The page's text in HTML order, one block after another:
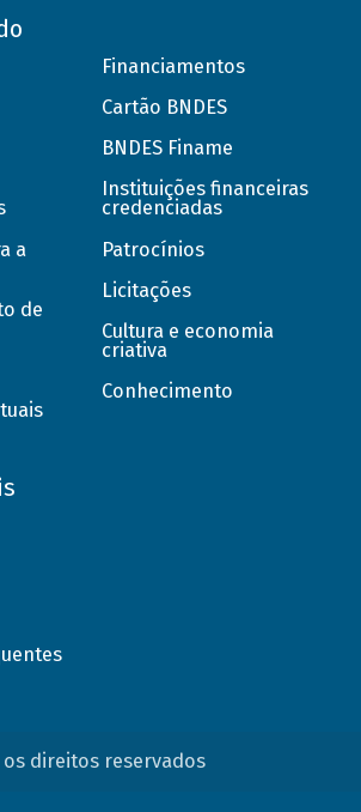
a
de
Financiamentos
Cartão BNDES
BNDES Finame
Instituições financeiras
credenciadas
Patrocínios
Licitações
Cultura e economia
criativa
Conhecimento
os direitos reservados